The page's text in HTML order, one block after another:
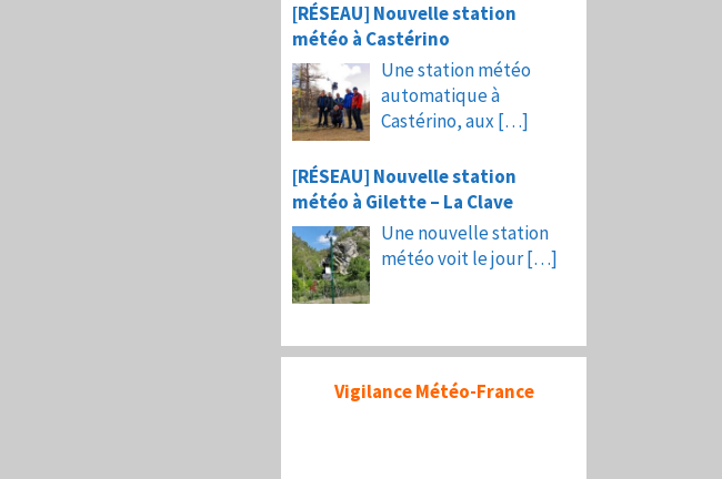
[RÉSEAU] Nouvelle station
météo à Castérino
Une station météo
automatique à
Castérino, aux […]
[RÉSEAU] Nouvelle station
météo à Gilette – La Clave
Une nouvelle station
météo voit le jour[…]
Vigilance Météo-France